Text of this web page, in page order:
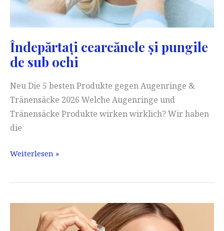
Îndepărtați cearcănele și pungile
de sub ochi
Neu Die 5 besten Produkte gegen Augenringe &
Tränensäcke 2026 Welche Augenringe und
Tränensäcke Produkte wirken wirklich? Wir haben
die
Îndepărtați
și
Weiterlesen »